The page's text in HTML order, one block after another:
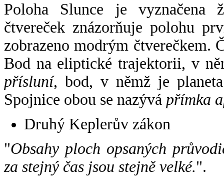
Poloha Slunce je vyznačena
čtvereček znázorňuje polohu
zobrazeno modrým čtverečkem.
Bod na eliptické trajektorii, v
přísluní, bod, v němž je
Spojnice obou se nazývá přímka
Druhý Keplerův zákon
"Obsahy ploch opsaných
za stejný čas jsou stejně velké.".